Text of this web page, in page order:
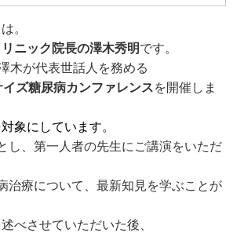
。
ニック院長の澤木秀明です。
木が代表世話人を務める
ズ糖尿病カンファレンスを開催しま
象にしています。
し、第一人者の先生にご講演をいただ
治療について、最新知見を学ぶことが
べさせていただいた後、